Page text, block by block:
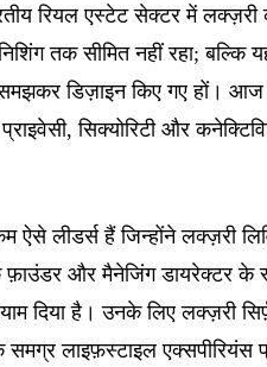
रियल एस्टेट सेक्टर में
तक सीमित नहीं रहा;
डिज़ाइन किए गए हों। आज
सिक्योरिटी और
ऐसे लीडर्स हैं जिन्होंने लक्ज़री
और मैनेजिंग डायरेक्टर के
दिया है। उनके लिए लक्ज़री
समग्र लाइफ़स्टाइल एक्सपीरियंस